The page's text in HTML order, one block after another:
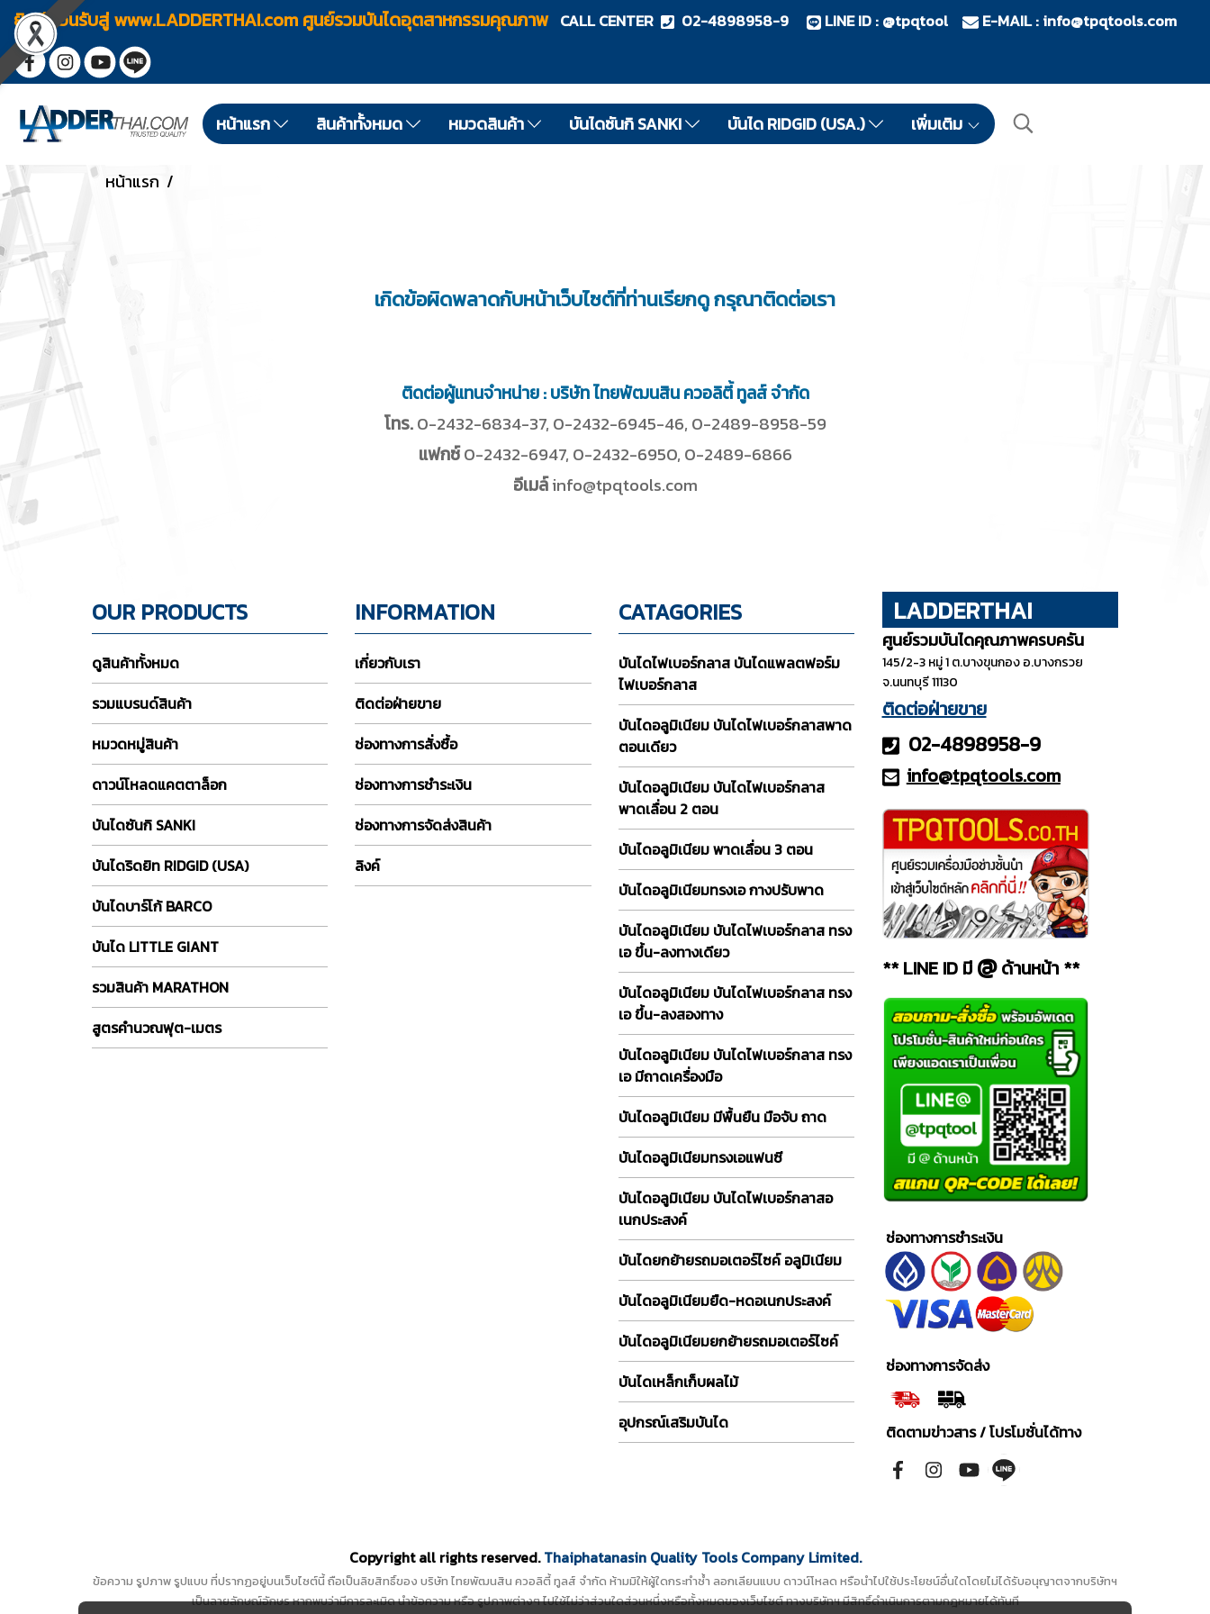
ยินดีต้อนรับสู่ www.LADDERTHAI.com ศูนย์รวมบันไดอุตสาหกรรมคุณภาพ CALL CENTER 02-4898958-9 LINE ID : @tpqtool E-MAIL : info@tpqtools.com
หน้าแรก สินค้าทั้งหมด หมวดสินค้า บันไดซันกิ SANKI บันได RIDGID (USA.) เพิ่มเติม
หน้าแรก
เกิดข้อผิดพลาดกับหน้าเว็บไซต์ที่ท่านเรียกดู กรุณาติดต่อเรา
ติดต่อผู้แทนจำหน่าย : บริษัท ไทยพัฒนสิน ควอลิตี้ ทูลส์ จำกัด
โทร.0-2432-6834-37, 0-2432-6945-46, 0-2489-8958-59
แฟกซ์0-2432-6947, 0-2432-6950, 0-2489-6866
อีเมล์info@tpqtools.com
OUR PRODUCTS
ดูสินค้าทั้งหมด
รวมแบรนด์สินค้า
หมวดหมู่สินค้า
ดาวน์โหลดแคตตาล็อก
บันไดซันกิ SANKI
บันไดริดยิท RIDGID (USA)
บันไดบาร์โก้ BARCO
บันได LITTLE GIANT
รวมสินค้า MARATHON
สูตรคำนวณฟุต-เมตร
INFORMATION
เกี่ยวกับเรา
ติดต่อฝ่ายขาย
ช่องทางการสั่งซื้อ
ช่องทางการชำระเงิน
ช่องทางการจัดส่งสินค้า
ลิงค์
CATAGORIES
บันไดไฟเบอร์กลาส บันไดแพลตฟอร์ม
ไฟเบอร์กลาส
บันไดอลูมิเนียม บันไดไฟเบอร์กลาสพาด
ตอนเดียว
บันไดอลูมิเนียม บันไดไฟเบอร์กลาส
พาดเลื่อน 2 ตอน
บันไดอลูมิเนียม พาดเลื่อน 3 ตอน
บันไดอลูมิเนียมทรงเอ กางปรับพาด
บันไดอลูมิเนียม บันไดไฟเบอร์กลาส ทรง
เอ ขึ้น-ลงทางเดียว
บันไดอลูมิเนียม บันไดไฟเบอร์กลาส ทรง
เอ ขึ้น-ลงสองทาง
บันไดอลูมิเนียม บันไดไฟเบอร์กลาส ทรง
เอ มีถาดเครื่องมือ
บันไดอลูมิเนียม มีพื้นยืน มือจับ ถาด
บันไดอลูมิเนียมทรงเอแฟนซี
บันไดอลูมิเนียม บันไดไฟเบอร์กลาสอ
เนกประสงค์
บันไดยกย้ายรถมอเตอร์ไซค์ อลูมิเนียม
บันไดอลูมิเนียมยืด-หดอเนกประสงค์
บันไดอลูมิเนียมยกย้ายรถมอเตอร์ไซค์
บันไดเหล็กเก็บผลไม้
อุปกรณ์เสริมบันได
LADDERTHAI
ศูนย์รวมบันไดคุณภาพครบครัน
145/2-3 หมู่ 1 ต.บางขุนกอง อ.บางกรวย
จ.นนทบุรี 11130
ติดต่อฝ่ายขาย
02-4898958-9
info@tpqtools.com
** LINE ID มี @ด้านหน้า **
ช่องทางการชำระเงิน
ช่องทางการจัดส่ง
ติดตามข่าวสาร / โปรโมชั่นได้ทาง
Copyright all rights reserved.Thaiphatanasin Quality Tools Company Limited.
ข้อความ รูปภาพ รูปแบบ ที่ปรากฏอยู่บนเว็บไซต์นี้ ถือเป็นลิขสิทธิ์ของ บริษัท ไทยพัฒนสิน ควอลิตี้ ทูลส์ จำกัด ห้ามมิให้ผู้ใดกระทำซ้ำ ลอกเลียนแบบ ดาวน์โหลด หรือนำไปใช้ประโยชน์อื่นใดโดยไม่ได้รับอนุญาตจากบริษัทฯ
เป็นลายลักษณ์อักษร หากพบว่ามีการละเมิด นำข้อความ หรือ รูปภาพต่างๆ ไปใช้ไม่ว่าส่วนใดส่วนหนึ่งหรือทั้งหมดของเว็บไซต์ ทางบริษัทฯ มีสิทธิ์ดำเนินการตามกฎหมายได้ทันที